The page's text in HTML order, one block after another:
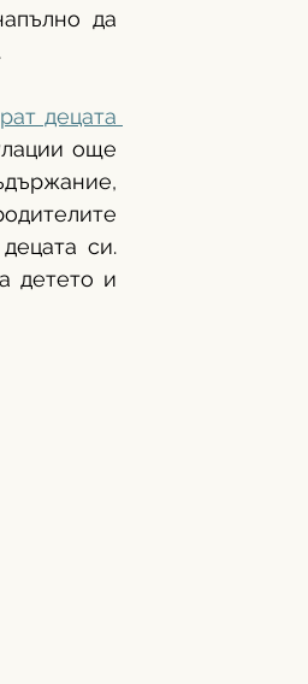
да
децата
още
си.
детето и